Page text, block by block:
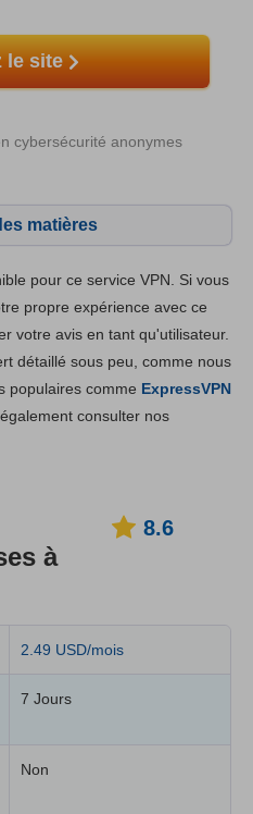
le site
cybersécurité anonymes
matières
8.6
8.5
8.7
pour ce service VPN. Si vous
propre expérience avec ce
votre avis en tant qu'utilisateur.
détaillé sous peu, comme nous
populaires comme ExpressVPN
consulter nos
à
8.6
2.49 USD/mois
7 Jours
Non